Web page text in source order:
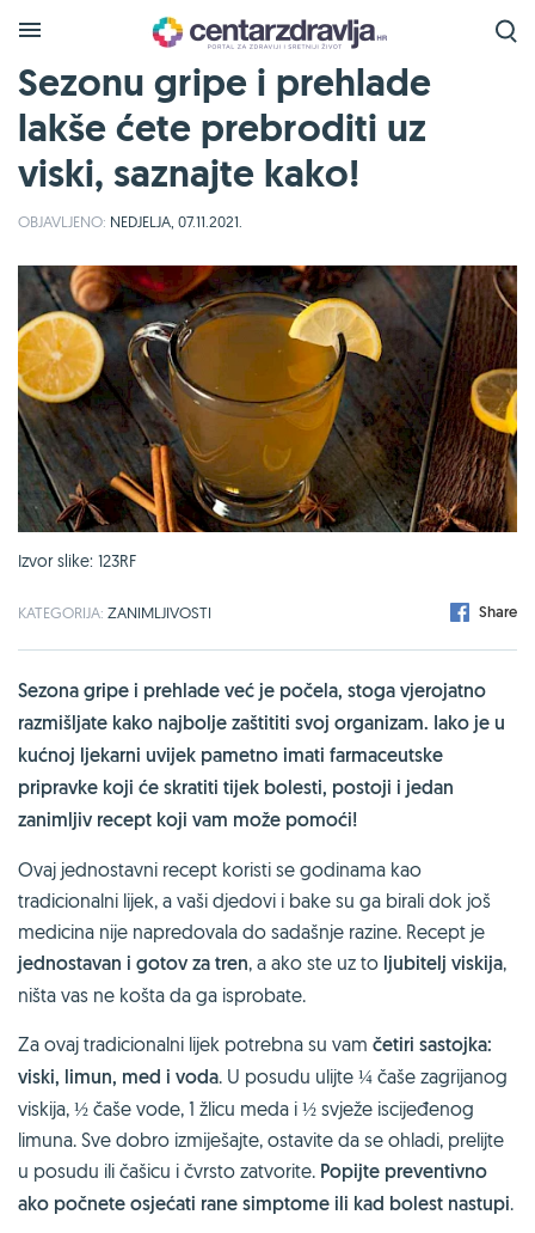
Sezonu gripe i prehlade
lakše ćete prebroditi uz
viski, saznajte kako!
OBJAVLJENO: NEDJELJA, 07.11.2021.
Izvor slike: 123RF
KATEGORIJA: ZANIMLJIVOSTI Share
Sezona gripe i prehlade već je počela, stoga vjerojatno
razmišljate kako najbolje zaštititi svoj organizam. Iako je u
kućnoj ljekarni uvijek pametno imati farmaceutske
pripravke koji će skratiti tijek bolesti, postoji i jedan
zanimljiv recept koji vam može pomoći!
Ovaj jednostavni recept koristi se godinama kao
tradicionalni lijek, a vaši djedovi i bake su ga birali dok još
medicina nije napredovala do sadašnje razine. Recept je
jednostavan i gotov za tren, a ako ste uz to ljubitelj viskija,
ništa vas ne košta da ga isprobate.
Za ovaj tradicionalni lijek potrebna su vam četiri sastojka:
viski, limun, med i voda. U posudu ulijte ¼ čaše zagrijanog
viskija, ½ čaše vode, 1 žlicu meda i ½ svježe iscijeđenog
limuna. Sve dobro izmiješajte, ostavite da se ohladi, prelijte
u posudu ili čašicu i čvrsto zatvorite. Popijte preventivno
ako počnete osjećati rane simptome ili kad bolest nastupi.